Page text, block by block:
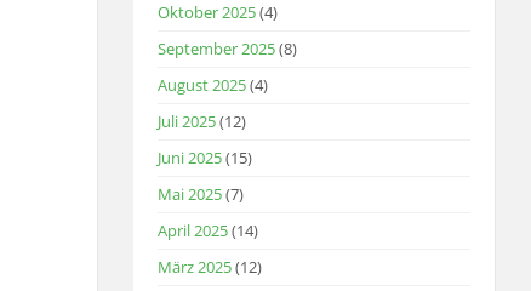
Oktober 2025(4)
September 2025(8)
August 2025(4)
Juli 2025(12)
Juni 2025(15)
Mai 2025(7)
April 2025(14)
März 2025(12)